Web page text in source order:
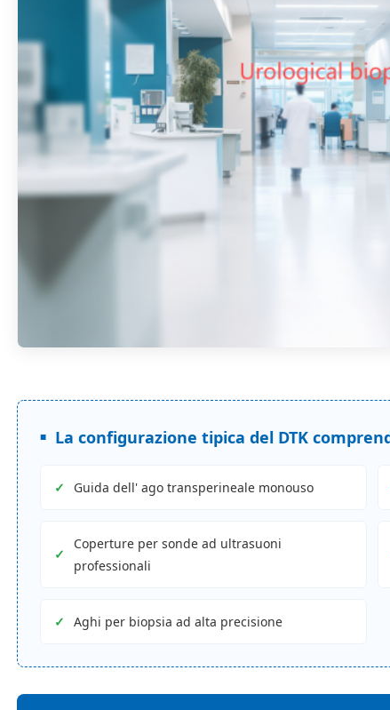
La configurazione tipica del DTK
Guida dell' ago transperineale monouso
Coperture per sonde ad ultrasuoni
professionali
Aghi per biopsia ad alta precisione